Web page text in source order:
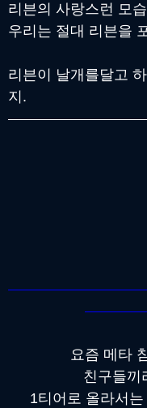
리븐의 사랑스런 모습
우리는 절대 리븐을
리븐이 날개를달고
지.
요즘 메타
친구들끼
1티어로 올라서